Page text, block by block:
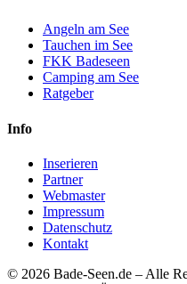
Angeln am See
Tauchen im See
FKK Badeseen
Camping am See
Ratgeber
Info
Inserieren
Partner
Webmaster
Impressum
Datenschutz
Kontakt
© 2026 Bade-Seen.de – Alle